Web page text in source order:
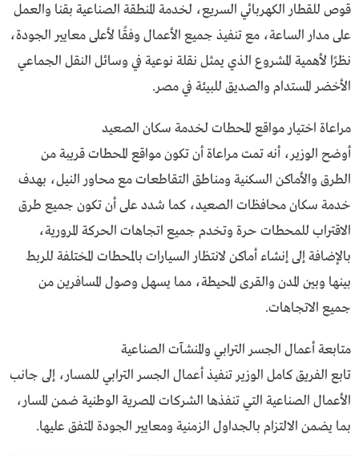
قوص للقطار الكهربائي السريع، لخدمة المنطقة الصناعية بقنا والعمل
على مدار الساعة، مع تنفيذ جميع الأعمال وفقًا لأعلى معايير الجودة،
نظرًا لأهمية المشروع الذي يمثل نقلة نوعية في وسائل النقل الجماعي
الأخضر المستدام والصديق للبيئة في مصر.
مراعاة اختيار مواقع المحطات لخدمة سكان الصعيد
أوضح الوزير، أنه تمت مراعاة أن تكون مواقع المحطات قريبة من
الطرق والأماكن السكنية ومناطق التقاطعات مع محاور النيل، بهدف
خدمة سكان محافظات الصعيد، كما شدد على أن تكون جميع طرق
الاقتراب للمحطات حرة وتخدم جميع اتجاهات الحركة المرورية،
بالإضافة إلى إنشاء أماكن لانتظار السيارات بالمحطات المختلفة للربط
بينها وبين المدن والقرى المحيطة، مما يسهل وصول المسافرين من
جميع الاتجاهات.
متابعة أعمال الجسر الترابي والمنشآت الصناعية
تابع الفريق كامل الوزير تنفيذ أعمال الجسر الترابي للمسار، إلى جانب
الأعمال الصناعية التي تنفذها الشركات المصرية الوطنية ضمن المسار،
بما يضمن الالتزام بالجداول الزمنية ومعايير الجودة المتفق عليها.